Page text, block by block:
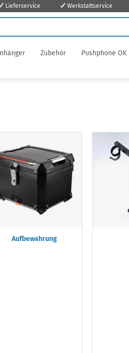
Lieferservice Werkstattservice
Zubehör Pushphone OK
Aufbewahrung